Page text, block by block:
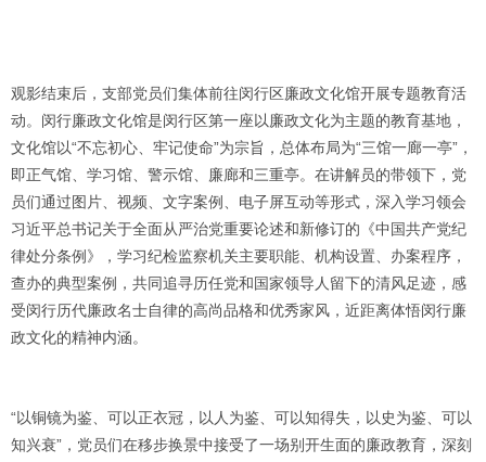
观影结束后，支部党员们集体前往闵行区廉政文化馆开展专题教育活
动。闵行廉政文化馆是闵行区第一座以廉政文化为主题的教育基地，
文化馆以“不忘初心、牢记使命”为宗旨，总体布局为“三馆一廊一亭”，
即正气馆、学习馆、警示馆、廉廊和三重亭。在讲解员的带领下，党
员们通过图片、视频、文字案例、电子屏互动等形式，深入学习领会
习近平总书记关于全面从严治党重要论述和新修订的《中国共产党纪
律处分条例》，学习纪检监察机关主要职能、机构设置、办案程序，
查办的典型案例，共同追寻历任党和国家领导人留下的清风足迹，感
受闵行历代廉政名士自律的高尚品格和优秀家风，近距离体悟闵行廉
政文化的精神内涵。
“以铜镜为鉴、可以正衣冠，以人为鉴、可以知得失，以史为鉴、可以
知兴衰”，党员们在移步换景中接受了一场别开生面的廉政教育，深刻